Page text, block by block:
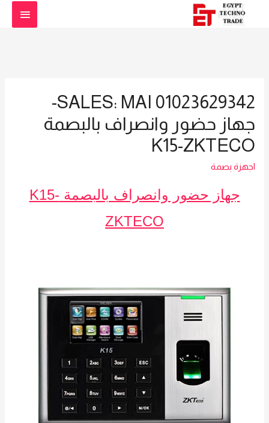
SALES: MAI 01023629342-
جهاز حضور وانصراف بالبصمة
K15-ZKTECO
اجهزة بصمة
جهاز حضور وانصراف بالبصمة K15-
ZKTECO